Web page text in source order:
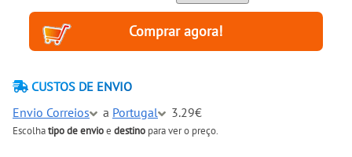
CUSTOS DE ENVIO
Envio Correios
a Portugal 3.29€
Escolhatipo de envioe destino para ver o preço.